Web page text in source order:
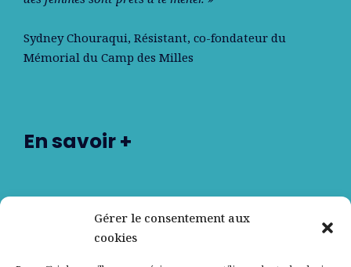
Gérer le consentement aux
cookies
Sydney Chouraqui, Résistant, co-fondateur du
Mémorial du Camp des Milles
En savoir +